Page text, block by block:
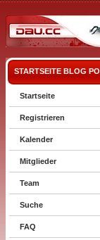
STARTSEITE BLOG
Startseite
Registrieren
Kalender
Mitglieder
Team
Suche
FAQ